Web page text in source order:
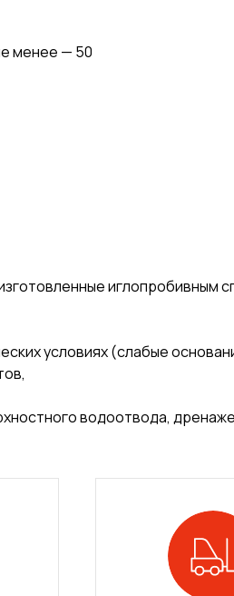
менее — 50
иглопробивным
условиях (слабые
водоотвода,